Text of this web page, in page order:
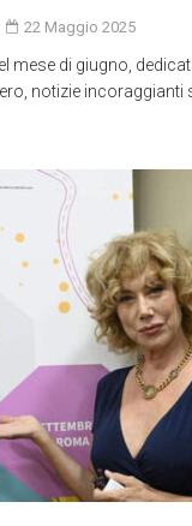
22 Maggio 2025
mese di giugno,
notizie incoraggianti